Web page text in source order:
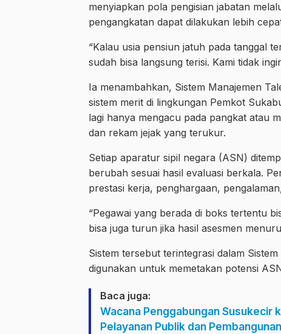
menyiapkan pola pengisian jabatan
pengangkatan dapat dilakukan lebih
“Kalau usia pensiun jatuh pada tanggal
sudah bisa langsung terisi. Kami tidak
Ia menambahkan, Sistem Manajemen
sistem merit di lingkungan Pemkot
lagi hanya mengacu pada pangkat atau
dan rekam jejak yang terukur.
Setiap aparatur sipil negara (ASN)
berubah sesuai hasil evaluasi berkala.
prestasi kerja, penghargaan,
“Pegawai yang berada di boks tertentu
bisa juga turun jika hasil asesmen
Sistem tersebut terintegrasi dalam
digunakan untuk memetakan potensi
Baca juga:
Wacana Penggabungan Susukecir
Pelayanan Publik dan